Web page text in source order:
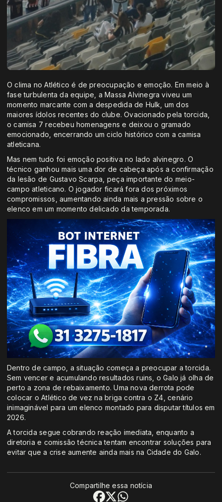
O clima no Atlético é de preocupação e emoção. Em meio à
fase turbulenta da equipe, a Massa Alvinegra viveu um
momento marcante com a despedida de Hulk, um dos
maiores ídolos recentes do clube. Ovacionado pela torcida,
o camisa 7 recebeu homenagens e deixou o gramado
emocionado, encerrando um ciclo histórico com a camisa
atleticana.
Mas nem tudo foi emoção positiva no lado alvinegro. O
técnico ganhou mais uma dor de cabeça após a confirmação
da lesão de Gustavo Scarpa, peça importante do meio-
campo atleticano. O jogador ficará fora dos próximos
compromissos, aumentando ainda mais a pressão sobre o
elenco em um momento delicado da temporada.
Dentro de campo, a situação começa a preocupar a torcida.
Sem vencer e acumulando resultados ruins, o Galo já olha de
perto a zona de rebaixamento. Uma nova derrota pode
colocar o Atlético de vez na briga contra o Z4, cenário
inimaginável para um elenco montado para disputar títulos em
2026.
A torcida segue cobrando reação imediata, enquanto a
diretoria e comissão técnica tentam encontrar soluções para
evitar que a crise aumente ainda mais na Cidade do Galo.
Compartilhe essa notícia